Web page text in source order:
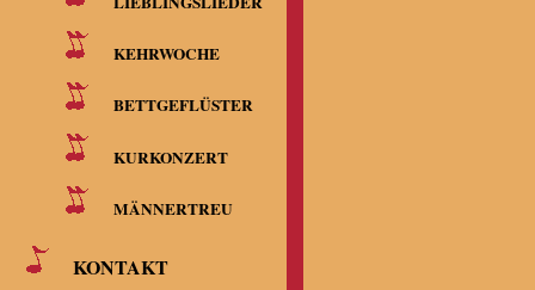
KEHRWOCHE
BETTGEFLÜSTER
KURKONZERT
MÄNNERTREU
KONTAKT